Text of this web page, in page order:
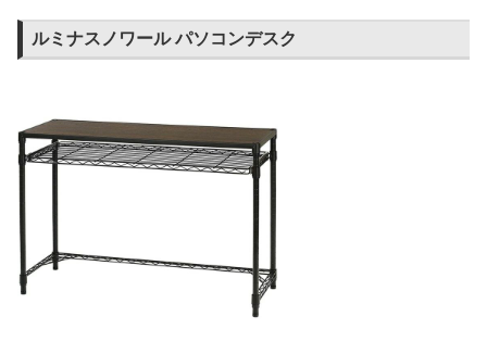
ルミナスノワール パソコンデスク